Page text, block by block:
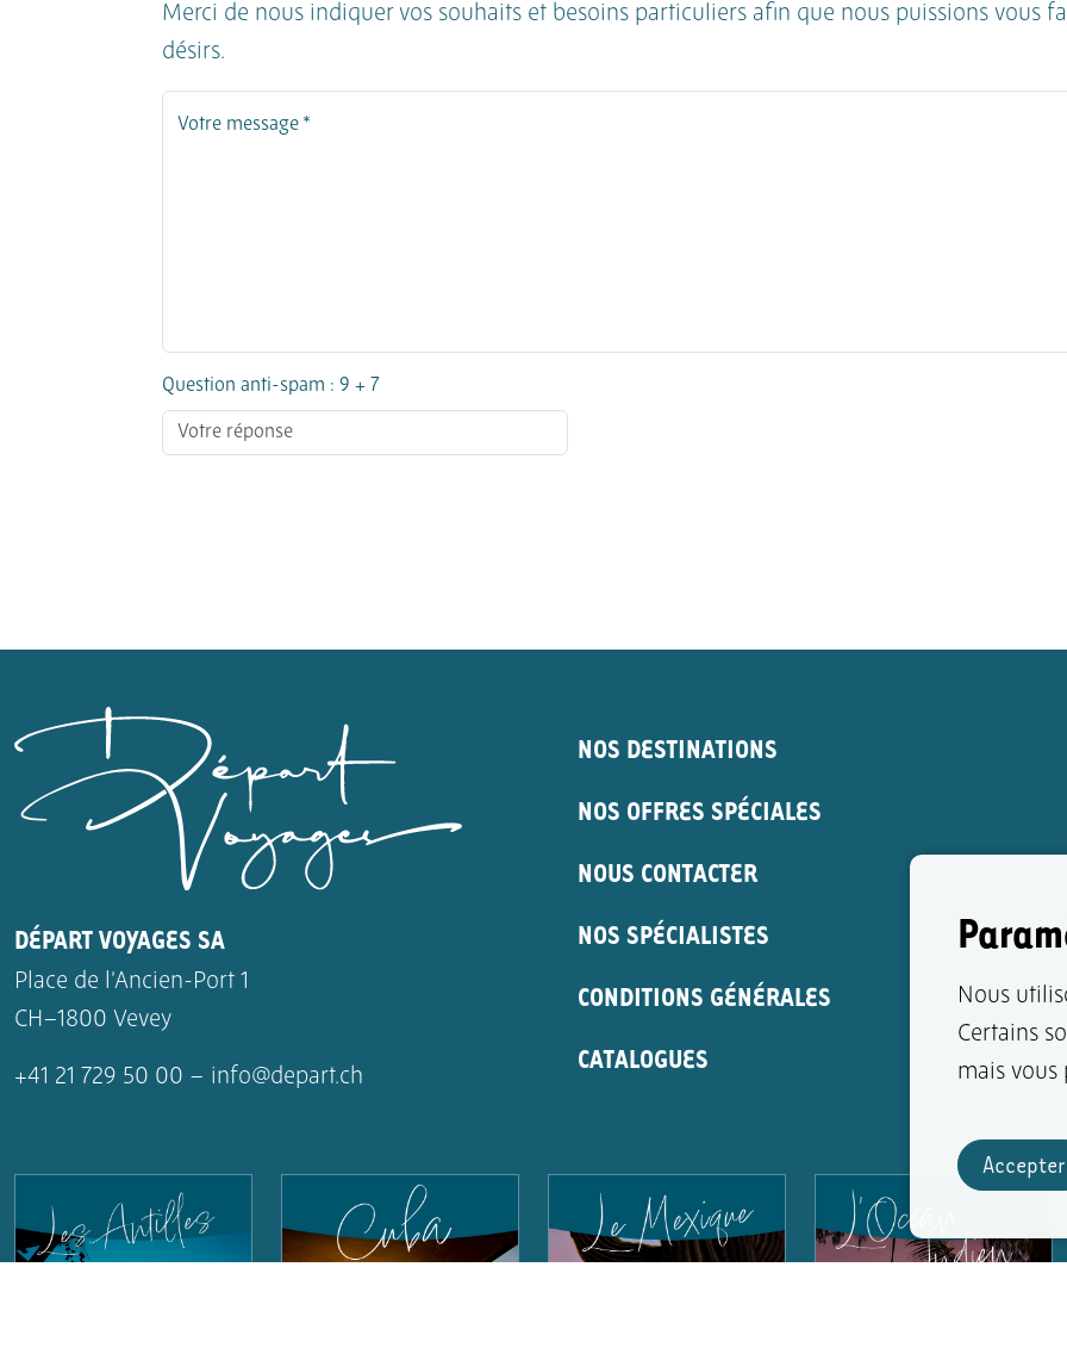
Nous
Certains
mais vous
Accepter
Merci de nous indiquer vos souhaits et besoins particuliers afin que nous puissions vous
désirs.
Votre message *
Question anti-spam : 9 + 7
DÉPART VOYAGES SA
Place de l’Ancien-Port 1
CH–1800 Vevey
+41 21 729 50 00 – info@depart.ch
NOS DESTINATIONS
NOS OFFRES SPÉCIALES
NOUS CONTACTER
NOS SPÉCIALISTES
CONDITIONS GÉNÉRALES
CATALOGUES